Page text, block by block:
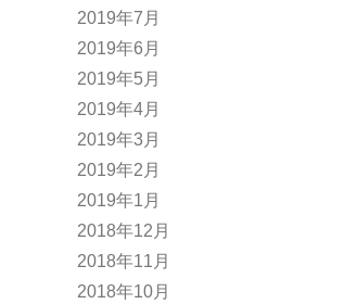
2019年7月
2019年6月
2019年5月
2019年4月
2019年3月
2019年2月
2019年1月
2018年12月
2018年11月
2018年10月